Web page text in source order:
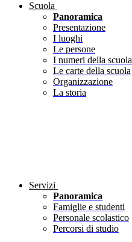
Scuola
Panoramica
Presentazione
I luoghi
Le persone
I numeri della scuola
Le carte della scuola
Organizzazione
La storia
Servizi
Panoramica
Famiglie e studenti
Personale scolastico
Percorsi di studio